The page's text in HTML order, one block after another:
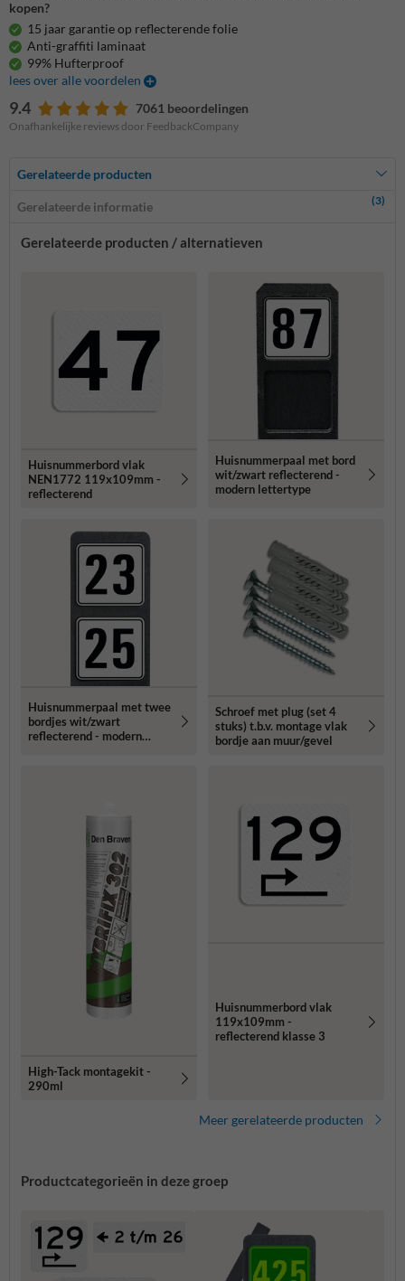
kopen?
15 jaar garantie op reflecterende folie
Anti-graffiti laminaat
99% Hufterproof
lees over alle voordelen
9.4 7061 beoordelingen
Onafhankelijke reviews door FeedbackCompany
Gerelateerde producten
Gerelateerde informatie (3)
Gerelateerde producten / alternatieven
Huisnummerbord vlak
NEN1772 119x109mm -
reflecterend
Huisnummerpaal met bord
wit/zwart reflecterend -
modern lettertype
Huisnummerpaal met twee
bordjes wit/zwart
reflecterend - modern
Schroef met plug (set 4
stuks) t.b.v. montage vlak
bordje aan muur/gevel
High-Tack montagekit -
290ml
Huisnummerbord vlak
119x109mm -
reflecterend klasse 3
Meer gerelateerde producten
Productcategorieën in deze groep